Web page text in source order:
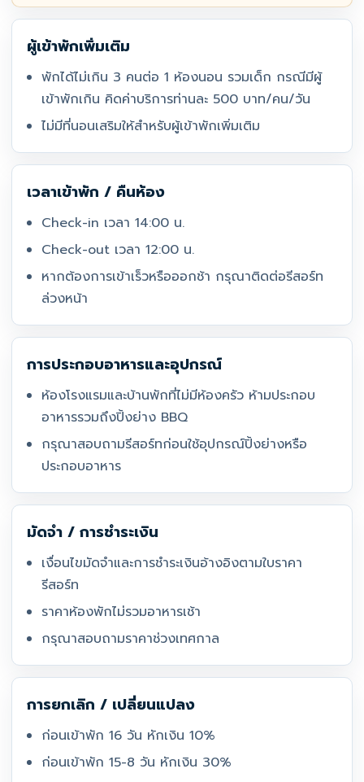
ผู้เข้าพักเพิ่มเติม
พักได้ไม่เกิน 3 คนต่อ 1 ห้องนอน รวมเด็ก กรณีมีผู้
เข้าพักเกิน คิดค่าบริการท่านละ 500 บาท/คน/วัน
ไม่มีที่นอนเสริมให้สำหรับผู้เข้าพักเพิ่มเติม
เวลาเข้าพัก / คืนห้อง
Check-in เวลา 14:00 น.
Check-out เวลา 12:00 น.
หากต้องการเข้าเร็วหรือออกช้า กรุณาติดต่อรีสอร์ท
ล่วงหน้า
การประกอบอาหารและอุปกรณ์
ห้องโรงแรมและบ้านพักที่ไม่มีห้องครัว ห้ามประกอบ
อาหารรวมถึงปิ้งย่าง BBQ
กรุณาสอบถามรีสอร์ทก่อนใช้อุปกรณ์ปิ้งย่างหรือ
ประกอบอาหาร
มัดจำ / การชำระเงิน
เงื่อนไขมัดจำและการชำระเงินอ้างอิงตามใบราคา
รีสอร์ท
ราคาห้องพักไม่รวมอาหารเช้า
กรุณาสอบถามราคาช่วงเทศกาล
การยกเลิก / เปลี่ยนแปลง
ก่อนเข้าพัก 16 วัน หักเงิน 10%
ก่อนเข้าพัก 15-8 วัน หักเงิน 30%